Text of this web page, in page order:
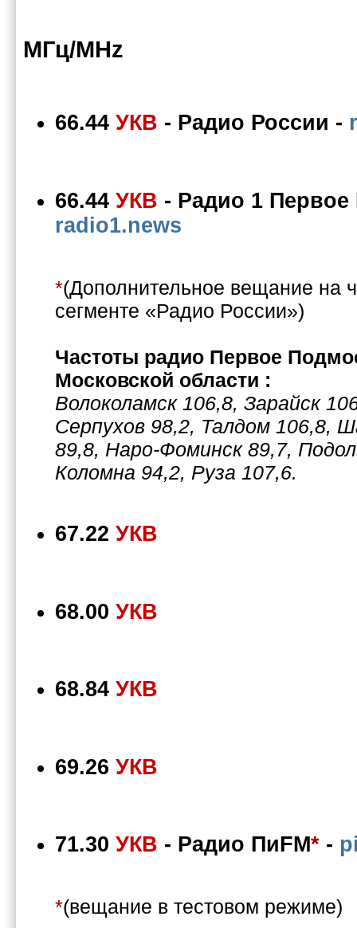
МГц/MHz
66.44 УКВ - Радио России -
66.44 УКВ - Радио 1
radio1.news
*(Дополнительное вещание на
сегменте «Радио России»)
Частоты радио Первое
Московской области :
Волоколамск 106,8, Зарайск
Серпухов 98,2, Талдом 106,8,
89,8, Наро-Фоминск 89,7,
Коломна 94,2, Руза 107,6.
67.22 УКВ
68.00 УКВ
68.84 УКВ
69.26 УКВ
71.30 УКВ - Радио ПиFM* -
*(вещание в тестовом режиме)